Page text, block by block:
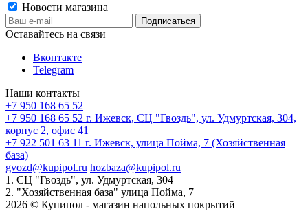
Новости магазина
Оставайтесь на связи
Вконтакте
Telegram
Наши контакты
+7 950 168 65 52
+7 950 168 65 52 г. Ижевск, СЦ "Гвоздь", ул. Удмуртская, 304,
корпус 2, офис 41
+7 922 501 63 11 г. Ижевск, улица Пойма, 7 (Хозяйственная
база)
gvozd@kupipol.ru hozbaza@kupipol.ru
1. СЦ "Гвоздь", ул. Удмуртская, 304
2. "Хозяйственная база" улица Пойма, 7
2026 © Купипол - магазин напольных покрытий